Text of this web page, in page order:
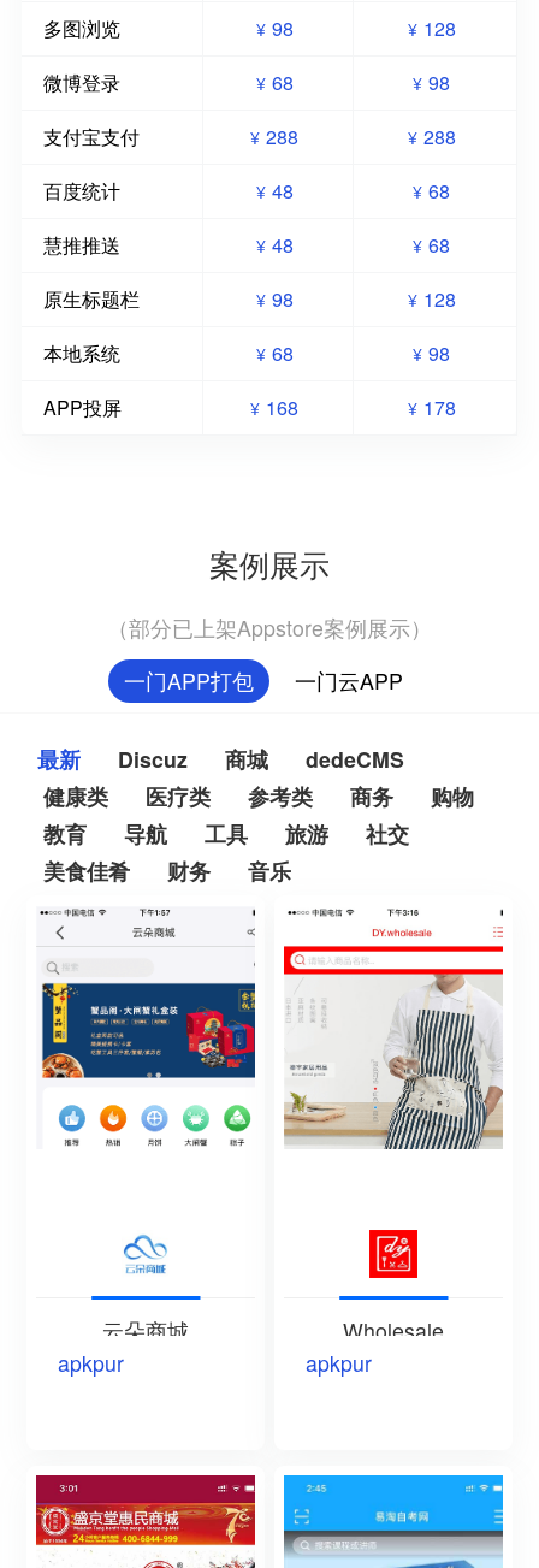
多图浏览
¥ 98 ¥ 128
微博登录
¥ 68 ¥ 98
支付宝支付
¥ 288 ¥ 288
百度统计
¥ 48 ¥ 68
慧推推送
¥ 48 ¥ 68
原生标题栏
¥ 98 ¥ 128
本地系统
¥ 68 ¥ 98
APP投屏
¥ 168 ¥ 178
案例展示
（部分已上架Appstore案例展示）
一门APP打包
一门云APP
最新 Discuz 商城
dedeCMS
健康类
医疗类 参考类 商务
购物
教育
导航 工具 旅游
社交
美食佳肴
财务 音乐
云朵商城
apkpur
Wholesale
apkpur